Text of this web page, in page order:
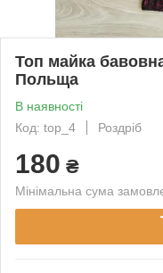
Топ майка
Польща
В наявності
Код: top_4
Роздріб
180 ₴
Мінімальна сума